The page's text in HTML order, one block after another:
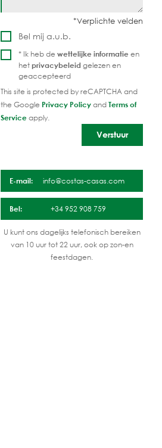
Bel mij a.u.b.
* Ik heb de wettelijke informatie en
hetprivacybeleid gelezen en
geaccepteerd
This site is protected by reCAPTCHA and
the Google Privacy PolicyandTerms of
Serviceapply.
E-mail: info@costas-casas.com
Bel: +34 952 908 759
U kunt ons dagelijks telefonisch bereiken
van 10 uur tot 22 uur, ook op zon-en
feestdagen.